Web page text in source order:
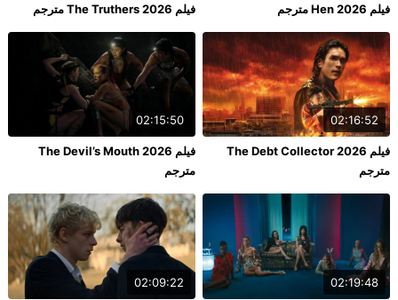
فيلم Hen 2026 مترجم فيلم The Truthers 2026 مترجم
02:16:52
فيلم The Debt Collector 2026
مترجم
02:15:50
فيلم The Devil’s Mouth 2026
مترجم
02:19:48
02:09:22